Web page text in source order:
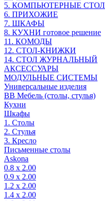
5. КОМПЬЮТЕРНЫЕ
6. ПРИХОЖИЕ
7. ШКАФЫ
8. КУХНИ готовое решение
11. КОМОДЫ
12. СТОЛ-КНИЖКИ
14. СТОЛ ЖУРНАЛЬНЫЙ
АКСЕССУАРЫ
МОДУЛЬНЫЕ СИСТЕМЫ
Универсальные изделия
ВВ Мебель (столы, стулья)
Кухни
Шкафы
1. Столы
2. Стулья
3. Кресло
Письменные столы
Askona
0.8 х 2.00
0.9 х 2.00
1.2 х 2.00
1.4 х 2.00